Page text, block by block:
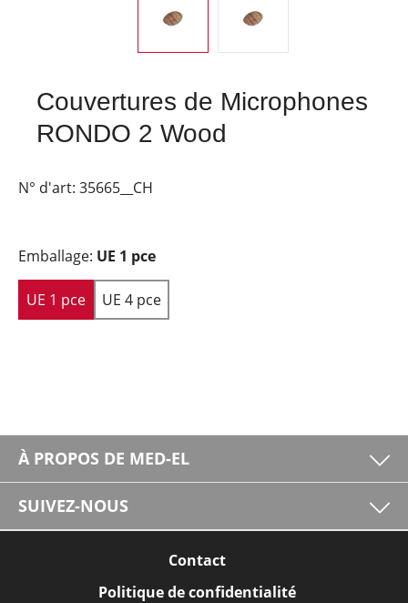
Couvertures de Microphones
RONDO 2 Wood
N° d'art: 35665__CH
Emballage: UE 1 pce
UE 1 pce UE 4 pce
À PROPOS DE MED-EL
SUIVEZ-NOUS
Contact
Politique de confidentialité